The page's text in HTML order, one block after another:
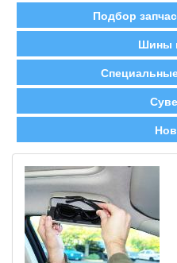
Подбор
Шины